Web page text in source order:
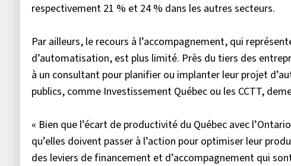
respectivement 21 % et 24 % dans les autres secteurs.
Par ailleurs, le recours à l’accompagnement, qui
d’automatisation, est plus limité. Près du tiers des
à un consultant pour planifier ou implanter leur projet
publics, comme Investissement Québec ou les CCTT,
« Bien que l’écart de productivité du Québec avec
qu’elles doivent passer à l’action pour optimiser leur
des leviers de financement et d’accompagnement qui